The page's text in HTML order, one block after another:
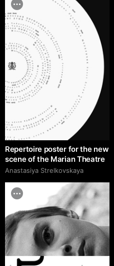
Repertoire poster for the new
scene of the Marian Theatre
Anastasiya Strelkovskaya